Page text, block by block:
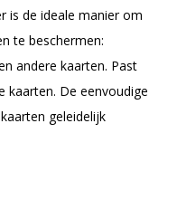
is de ideale manier om
te beschermen:
andere kaarten. Past
De eenvoudige
geleidelijk